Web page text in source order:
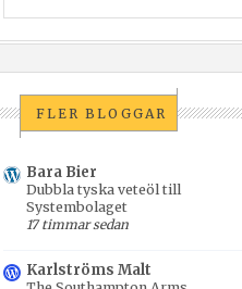
FLER BLOGGAR
Bara Bier
Dubbla tyska veteöl till
Systembolaget
17 timmar sedan
Karlströms Malt